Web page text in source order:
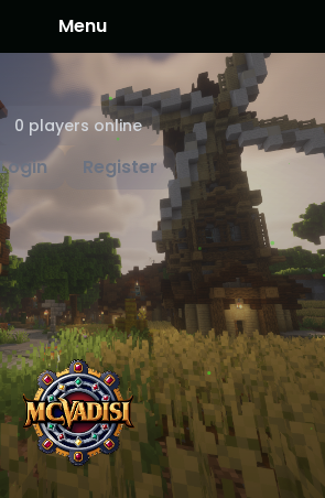
0 players online
Login Register
Menu